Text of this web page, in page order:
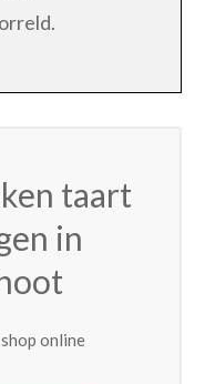
taart
in
online